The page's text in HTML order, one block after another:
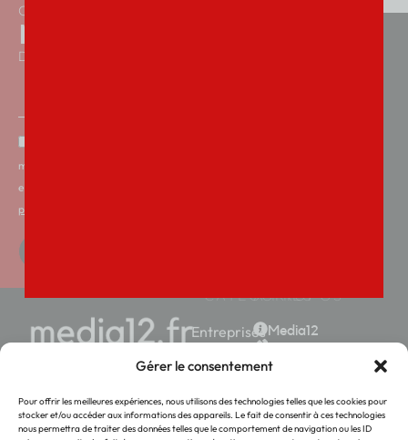
Gérer le consentement
Pour offrir les meilleures expériences, nous utilisons des technologies telles que les cookies pour
stocker et/ou accéder aux informations des appareils. Le fait de consentir à ces technologies
nous permettra de traiter des données telles que le comportement de navigation ou les ID
CATÉGORIES
Entreprises
Territoires
Société
Week-
À PROPOS
Media12
La news by
Média12
CHAQUE SEMAINE
recevez la news​
DE CEUX QUI FONT L’AVEYRON
mémorise et utilise votre adresse email dans le but de vous
envoyer notre lettre d’informations. Consulter notre
politique de confidentialité des données du site *